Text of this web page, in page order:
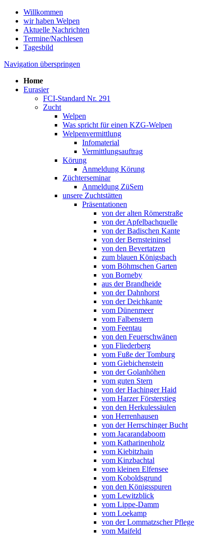
Willkommen
wir haben Welpen
Aktuelle Nachrichten
Termine/Nachlesen
Tagesbild
Navigation überspringen
Home
Eurasier
FCI-Standard Nr. 291
Zucht
Welpen
Was spricht für einen KZG-Welpen
Welpenvermittlung
Infomaterial
Vermittlungsauftrag
Körung
Anmeldung Körung
Züchterseminar
Anmeldung ZüSem
unsere Zuchtstätten
Präsentationen
von der alten Römerstraße
von der Apfelbachquelle
von der Badischen Kante
von der Bernsteininsel
von den Bevertatzen
zum blauen Königsbach
vom Böhmschen Garten
von Borneby
aus der Brandheide
von der Dahnhorst
von der Deichkante
vom Dünenmeer
vom Falbenstern
vom Feentau
von den Feuerschwänen
von Fliederberg
vom Fuße der Tomburg
vom Giebichenstein
von der Golanhöhen
vom guten Stern
von der Hachinger Haid
vom Harzer Försterstieg
von den Herkulessäulen
von Herrenhausen
von der Herrschinger Bucht
vom Jacarandaboom
vom Katharinenholz
vom Kiebitzhain
vom Kinzbachtal
vom kleinen Elfensee
vom Koboldsgrund
von den Königsspuren
vom Lewitzblick
vom Lippe-Damm
vom Loekamp
von der Lommatzscher Pflege
vom Maifeld